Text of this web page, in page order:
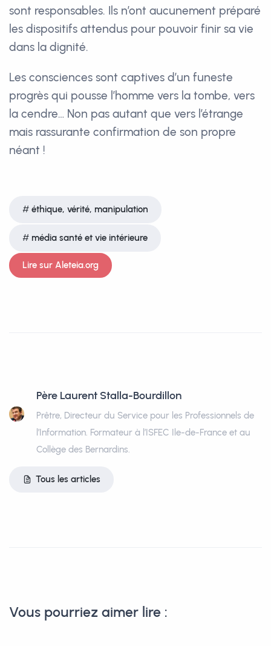
sont responsables. Ils n’ont aucunement préparé
les dispositifs attendus pour pouvoir finir sa vie
dans la dignité.
Les consciences sont captives d’un funeste
progrès qui pousse l’homme vers la tombe, vers
la cendre… Non pas autant que vers l’étrange
mais rassurante confirmation de son propre
néant !
éthique, vérité, manipulation
média santé et vie intérieure
Lire sur Aleteia.org
Père Laurent Stalla-Bourdillon
Prêtre, Directeur du Service pour les Professionnels de
l’Information. Formateur à l’ISFEC Ile-de-France et au
Collège des Bernardins.
Tous les articles
Vous pourriez aimer lire :